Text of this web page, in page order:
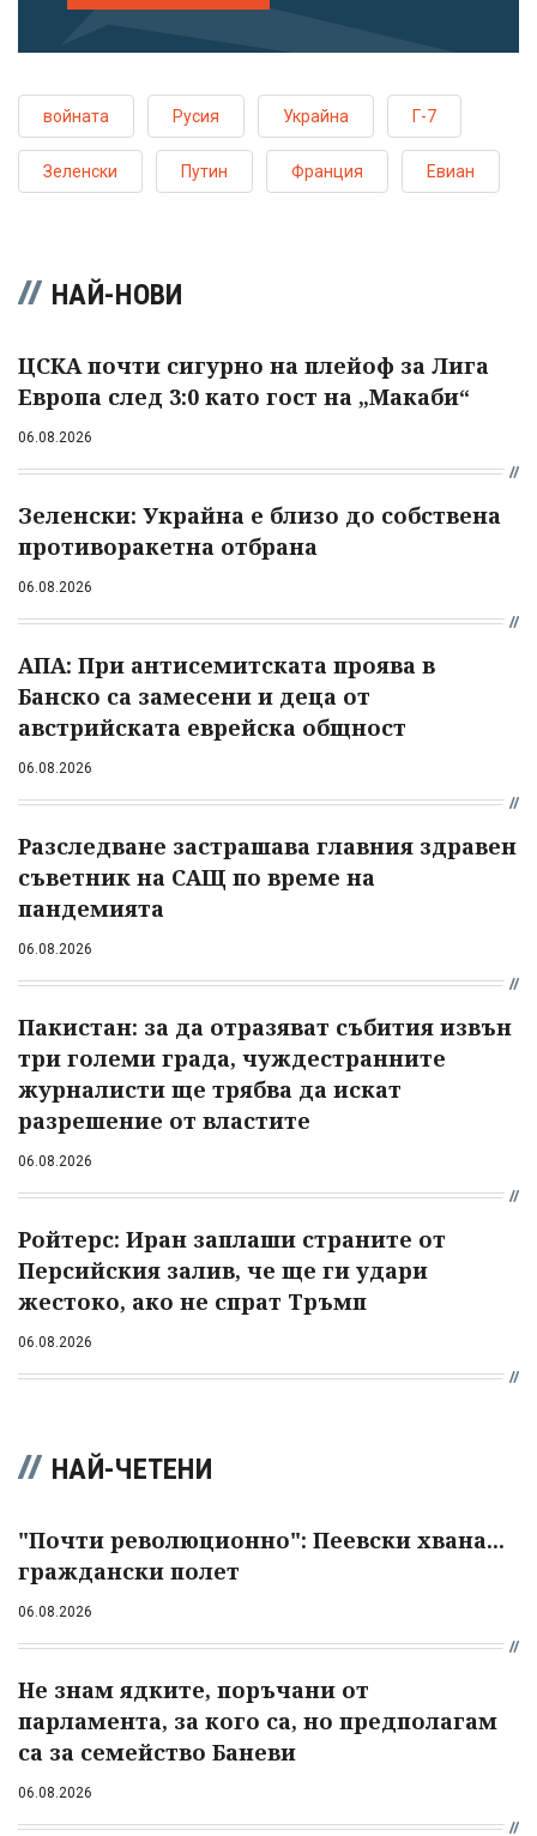
войната Русия Украйна Г-7
Зеленски Путин Франция Евиан
НАЙ-НОВИ
ЦСКА почти сигурно на плейоф за Лига
Европа след 3:0 като гост на „Макаби“
06.08.2026
Зеленски: Украйна е близо до собствена
противоракетна отбрана
06.08.2026
АПА: При антисемитската проява в
Банско са замесени и деца от
австрийската еврейска общност
06.08.2026
Разследване застрашава главния здравен
съветник на САЩ по време на
пандемията
06.08.2026
Пакистан: за да отразяват събития извън
три големи града, чуждестранните
журналисти ще трябва да искат
разрешение от властите
06.08.2026
Ройтерс: Иран заплаши страните от
Персийския залив, че ще ги удари
жестоко, ако не спрат Тръмп
06.08.2026
НАЙ-ЧЕТЕНИ
"Почти революционно": Пеевски хвана...
граждански полет
06.08.2026
Не знам ядките, поръчани от
парламента, за кого са, но предполагам
са за семейство Баневи
06.08.2026